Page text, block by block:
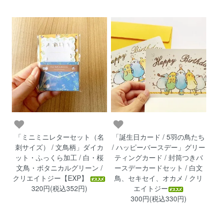
「ミニミニレターセット（名
刺サイズ） / 文鳥柄」ダイカ
ット・ふっくら加工 / 白・桜
文鳥・ボタニカルグリーン /
クリエイトジー【EXP】
320円(税込352円)
「誕生日カード / 5羽の鳥たち
/ ハッピーバースデー」グリー
ティングカード / 封筒つきバ
ースデーカードセット / 白文
鳥、セキセイ、オカメ / クリ
エイトジー
300円(税込330円)